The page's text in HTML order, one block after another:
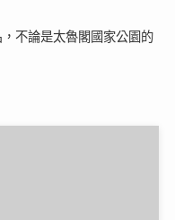
不論是太魯閣國家公園的